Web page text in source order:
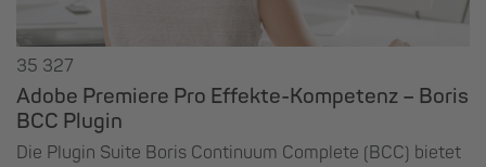
35 327
Adobe Premiere Pro Effekte-Kompetenz – Boris
BCC Plugin
Die Plugin Suite Boris Continuum Complete (BCC) bietet